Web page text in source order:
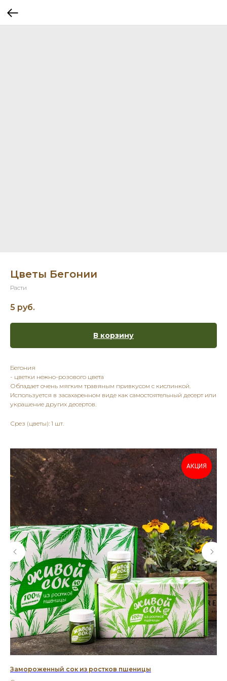
Цветы Бегонии
Расти
5 руб.
В корзину
Бегония
- цветки нежно-розового цвета
Обладает очень мягким травяным привкусом с кислинкой.
Используется в засахаренном виде как самостоятельный десерт или
украшение других десертов.
Срез (цветы): 1 шт.
АКЦИЯ
Замороженный сок из ростков пшеницы